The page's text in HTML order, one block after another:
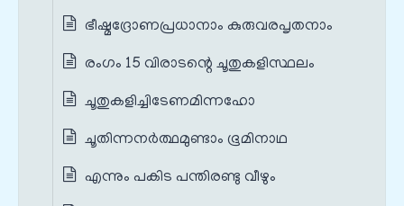
ഭീഷ്മദ്രോണപ്രധാനാം കുരുവരപൃതനാം
രംഗം 15 വിരാടന്റെ ചൂതുകളിസ്ഥലം
ചൂതുകളിച്ചിടേണമിന്നഹോ
ചൂതിന്നനർത്ഥമുണ്ടാം ഭൂമിനാഥ
എന്നും പകിട പന്തിരണ്ടു വീഴും